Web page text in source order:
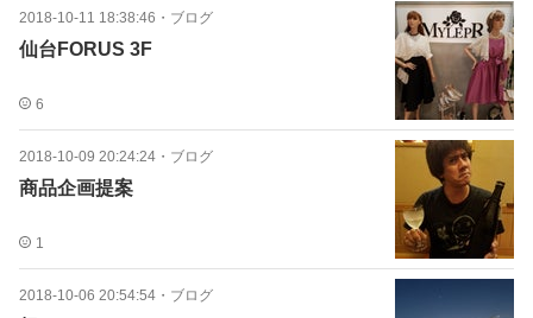
2018-10-11 18:38:46 ・ ブログ
仙台FORUS 3F
6
2018-10-09 20:24:24 ・ ブログ
商品企画提案
1
2018-10-06 20:54:54 ・ ブログ